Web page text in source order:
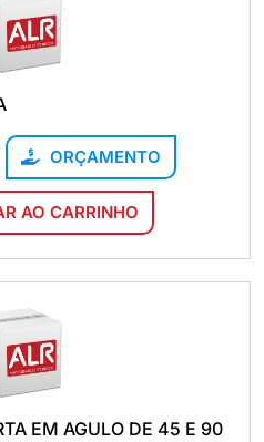
ORÇAMENTO
AO CARRINHO
EM AGULO DE 45 E 90